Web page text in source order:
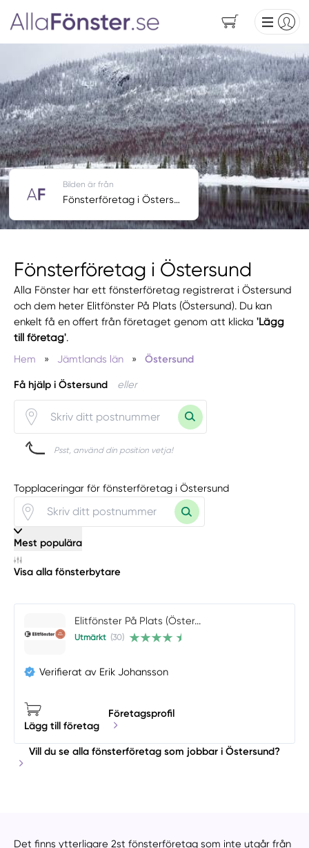
Fönsterföretag i Östersund
Alla Fönster har ett fönsterföretag registrerat i Östersund
och dem heter Elitfönster På Plats (Östersund). Du kan
enkelt få en offert från företaget genom att klicka'Lägg
till företag'.
Hem
» Jämtlands län » Östersund
Få hjälp i Östersund eller
Psst, använd din position vetja!
Bilden är från
Fönsterföretag i Östersund
Topplaceringar för fönsterföretag i Östersund
Mest populära
Visa alla fönsterbytare
Elitfönster På Plats (Öster...
Utmärkt (30)
Verifierat av Erik Johansson
Lägg till företag
Företagsprofil
Vill du se alla fönsterföretag som jobbar i Östersund?
Det finns ytterligare 2st fönsterföretag som inte utgår från